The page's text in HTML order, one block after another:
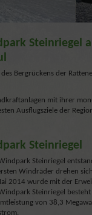
Steinriegel
des Bergrückens der
mit ihrer
Ausflugsziele der
Steinriegel
Steinriegel
Windräder drehen
2014 wurde mit der
Steinriegel
von 38,3